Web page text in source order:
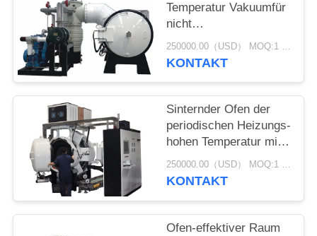
Temperatur Vakuumfür
nicht
Metallkeramik-/sic
Karbid
250000.00（USD） MOQ:1 Satz
KONTAKT
Sinternder Ofen der
periodischen Heizungs-
hohen Temperatur mit
Schutzträger-
Pumpe/Wurzeln
250000.00（USD） MOQ:1 Satz
KONTAKT
Ofen-effektiver Raum